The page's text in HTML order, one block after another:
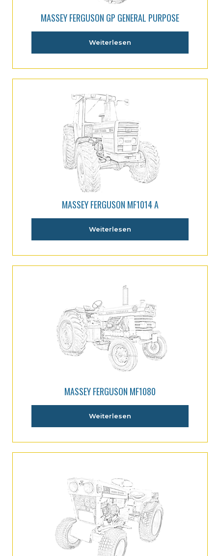
MASSEY FERGUSON GP GENERAL PURPOSE
Weiterlesen
MASSEY FERGUSON MF1014 A
Weiterlesen
MASSEY FERGUSON MF1080
Weiterlesen